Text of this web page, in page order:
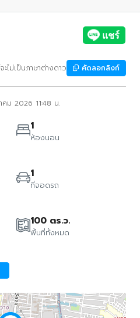
ม่เป็นภาษาต่างดาว คัดลอกลิงก์
ม 2026 11:48 น.
1
ห้องนอน
1
ที่จอดรถ
100 ตร.ว.
พื้นที่ทั้งหมด